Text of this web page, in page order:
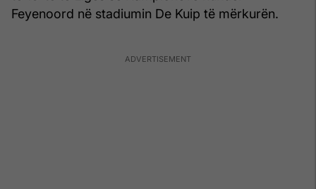
Feyenoord në stadiumin De Kuip të mërkurën.